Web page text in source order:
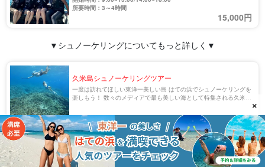
所要時間：3～4時間
15,000円
▼ シュノーケリングについてもっと詳しく▼
久米島シュノーケリングツアー
一度は訪れてほしい東洋一美しい島 はての浜でシュノーケリングを
楽しもう！ 数々のメディアで最も美しい海として特集される久米
フビーチ」でシュノーケリングを楽しみま […]
上陸ツアー
×